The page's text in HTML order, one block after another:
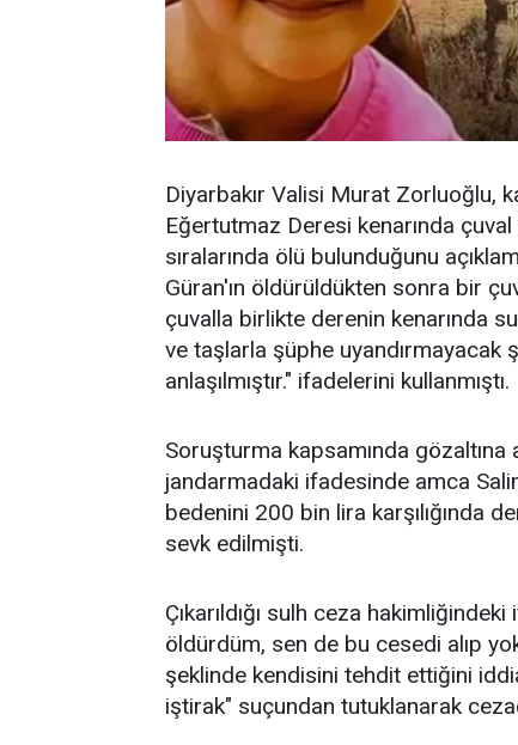
Diyarbakır Valisi Murat Zorluoğlu,
Eğertutmaz Deresi kenarında
sıralarında ölü bulunduğunu
Güran'ın öldürüldükten sonra bir
çuvalla birlikte derenin kenarında
ve taşlarla şüphe uyandırmayacak
anlaşılmıştır." ifadelerini kullanmıştı.
Soruşturma kapsamında
jandarmadaki ifadesinde amca
bedenini 200 bin lira karşılığında
sevk edilmişti.
Çıkarıldığı sulh ceza
öldürdüm, sen de bu cesedi alıp
şeklinde kendisini tehdit ettiğini
iştirak" suçundan tutuklanarak